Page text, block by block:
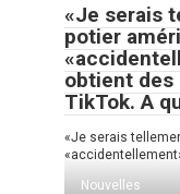
«Je serais
potier
obtient des
TikTok. A
«Je serais
Nouvelles